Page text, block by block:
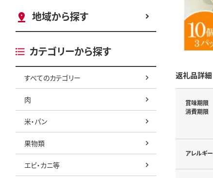
地域から探す
カテゴリーから探す
すべてのカテゴリー
肉
米・パン
果物類
エビ・カニ等
返礼品詳細
賞味期限
消費期限
アレルギー